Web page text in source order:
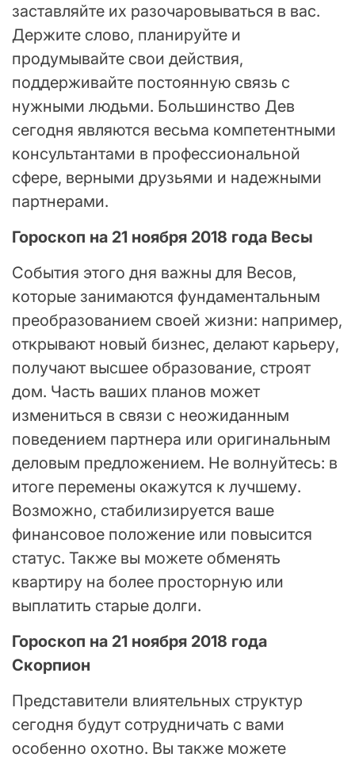
заставляйте их разочаровываться в вас.
Держите слово, планируйте и
продумывайте свои действия,
поддерживайте постоянную связь с
нужными людьми. Большинство Дев
сегодня являются весьма компетентными
консультантами в профессиональной
сфере, верными друзьями и надежными
партнерами.
Гороскоп на 21 ноября 2018 года Весы
События этого дня важны для Весов,
которые занимаются фундаментальным
преобразованием своей жизни: например,
открывают новый бизнес, делают карьеру,
получают высшее образование, строят
дом. Часть ваших планов может
измениться в связи с неожиданным
поведением партнера или оригинальным
деловым предложением. Не волнуйтесь: в
итоге перемены окажутся к лучшему.
Возможно, стабилизируется ваше
финансовое положение или повысится
статус. Также вы можете обменять
квартиру на более просторную или
выплатить старые долги.
Гороскоп на 21 ноября 2018 года
Скорпион
Представители влиятельных структур
сегодня будут сотрудничать с вами
особенно охотно. Вы также можете